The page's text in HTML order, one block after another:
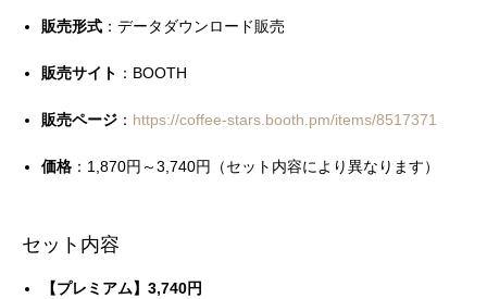
販売形式 ：データダウンロード販売
販売サイト ：BOOTH
販売ページ ： https://coffee-stars.booth.pm/items/8517371
価格 ：1,870円～3,740円（セット内容により異なります）
セット内容
【プレミアム】3,740円